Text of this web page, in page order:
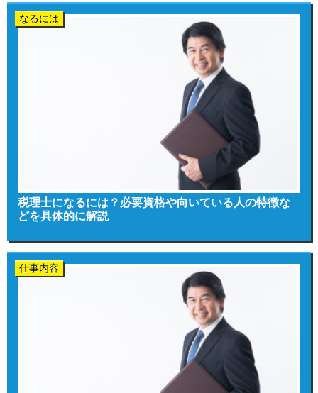
なるには
税理士になるには？必要資格や向いている人の特徴な
どを具体的に解説
仕事内容